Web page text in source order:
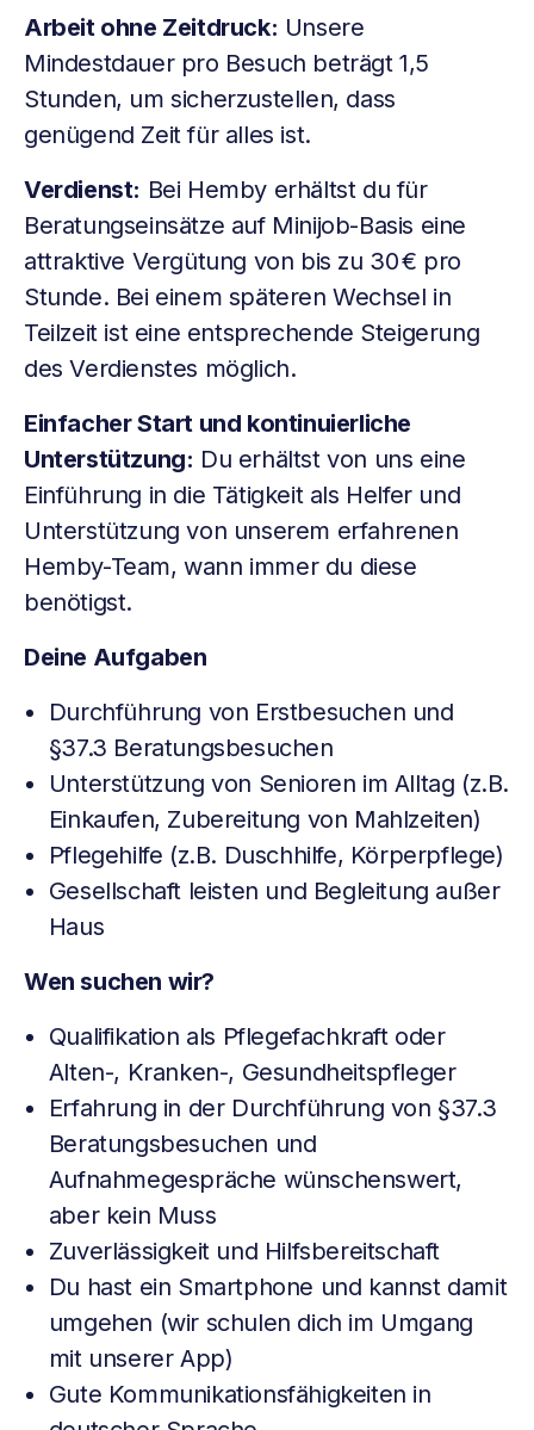
Arbeit ohne Zeitdruck: Unsere
Mindestdauer pro Besuch beträgt 1,5
Stunden, um sicherzustellen, dass
genügend Zeit für alles ist.
Verdienst: Bei Hemby erhältst du für
Beratungseinsätze auf Minijob-Basis eine
attraktive Vergütung von bis zu 30 € pro
Stunde. Bei einem späteren Wechsel in
Teilzeit ist eine entsprechende Steigerung
des Verdienstes möglich.
Einfacher Start und kontinuierliche
Unterstützung: Du erhältst von uns eine
Einführung in die Tätigkeit als Helfer und
Unterstützung von unserem erfahrenen
Hemby-Team, wann immer du diese
benötigst.
Deine Aufgaben
Durchführung von Erstbesuchen und
§37.3 Beratungsbesuchen
Unterstützung von Senioren im Alltag (z.B.
Einkaufen, Zubereitung von Mahlzeiten)
Pflegehilfe (z.B. Duschhilfe, Körperpflege)
Gesellschaft leisten und Begleitung außer
Haus
Wen suchen wir?
Qualifikation als Pflegefachkraft oder
Alten-, Kranken-, Gesundheitspfleger
Erfahrung in der Durchführung von §37.3
Beratungsbesuchen und
Aufnahmegespräche wünschenswert,
aber kein Muss
Zuverlässigkeit und Hilfsbereitschaft
Du hast ein Smartphone und kannst damit
umgehen (wir schulen dich im Umgang
mit unserer App)
Gute Kommunikationsfähigkeiten in